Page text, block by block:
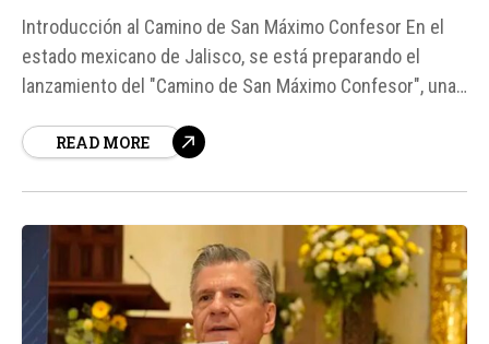
Introducción al Camino de San Máximo Confesor En el
estado mexicano de Jalisco, se está preparando el
lanzamiento del "Camino de San Máximo Confesor", una
municipios y concluirá en el monasterio dedicado a este
READ MORE